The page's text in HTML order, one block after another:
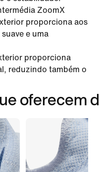
ZoomX
proporciona aos
e uma
proporciona
reduzindo também o
oferecem